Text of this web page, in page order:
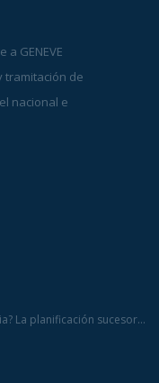
GENEVE
tramitación de
nacional e
La planificación sucesor...